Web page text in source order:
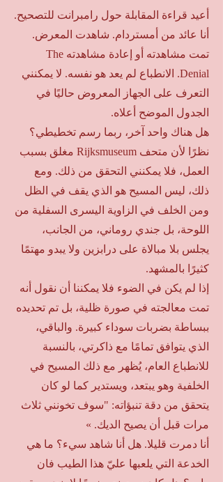
أعيد قراءة المقابلة حول رامبرانت للتصحيح.
أنا عائد من أمستردام. شاهدت المعرض.
تمت مشاهدته أو إعادة مشاهدته The
Denial. الانطباع لم يعد هو نفسه. لا يمكنني
التعرف على الجهاز المعروض حاليًا في
الجدول الموضح أعلاه.
هل هناك واحد آخر، ربما رسم تخطيطي؟
نظرًا لأن متحف Rijksmuseum مغلق بسبب
العمل، فلا يمكنني التحقق من ذلك. ومع
ذلك، ليس المسيح هو الذي يقف في الظل
ومن الخلف في الزاوية اليسرى السفلية من
اللوحة، بل جندي روماني، من الجانب،
يجلس بلا مبالاة على درابزين ولا يبدو مهتمًا
كثيرًا بالمشهد.
إذا لم يكن في الضوء فلا يمكننا أن نقول أنه
تمت معالجته في صورة ظلية، بل تم تحديده
ببساطة بضربات سوداء كبيرة. والباقي،
الذي يتوافق تمامًا مع ذاكرتي، بالنسبة
للانطباع العام، يُظهر مع ذلك المسيح في
الخلفية وهو يبتعد، ويستدير كما لو كان
يتحقق من دقة تنبؤاته: "سوف تخونني ثلاث
مرات قبل أن يصيح الديك. »
أنا دمرت قليلا. هل أنا شاهد سيء؟ ما هي
الخدعة التي يلعبها عليّ هذا الطيب فان